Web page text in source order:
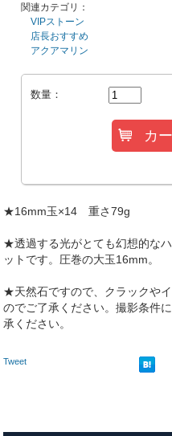
関連カテゴリ：
VIPストーン
店長おすすめ
アクアマリン
数量：
★16mm玉×14 重さ79g
★透過する光がとても幻想的な
ットです。圧巻の大玉16mm。
★天然石ですので、クラックや
のでご了承ください。撮影条件
承ください。
Tweet